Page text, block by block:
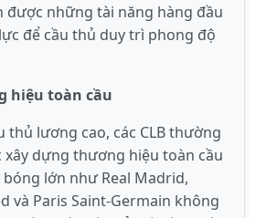
được những tài năng hàng đầu
để cầu thủ duy trì phong độ
hiệu toàn cầu
thủ lương cao, các CLB thường
xây dựng thương hiệu toàn cầu
bóng lớn như Real Madrid,
và Paris Saint-Germain không